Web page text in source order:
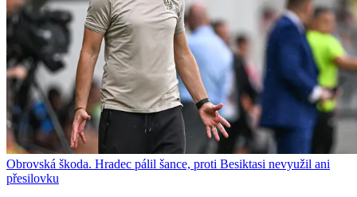
Obrovská škoda. Hradec pálil šance, proti Besiktasi nevyužil ani
přesilovku